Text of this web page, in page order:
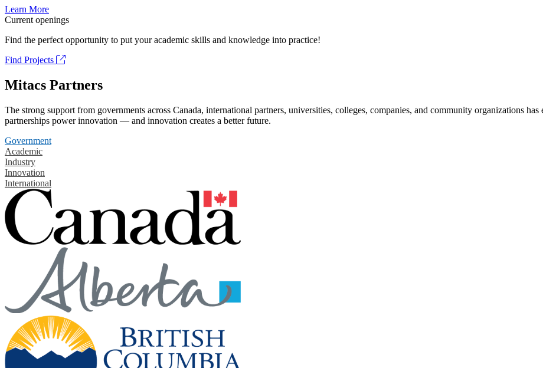
Learn More
Current openings
Find the perfect opportunity to put your academic skills and knowledge into practice!
Find Projects
Mitacs Partners
The strong support from governments across Canada, international partners, universities, colleges, companies, and community organizations
partnerships power innovation — and innovation creates a better future.
Government
Academic
Industry
Innovation
International